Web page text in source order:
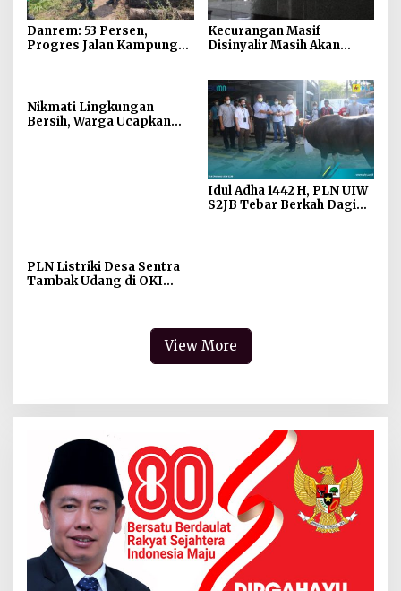
Danrem: 53 Persen,
Progres Jalan Kampung
Kecurangan Masif
Disinyalir Masih Akan
Nikmati Lingkungan
Bersih, Warga Ucapkan
Idul Adha 1442 H, PLN UIW
S2JB Tebar Berkah Daging
PLN Listriki Desa Sentra
Tambak Udang di OKI
View More